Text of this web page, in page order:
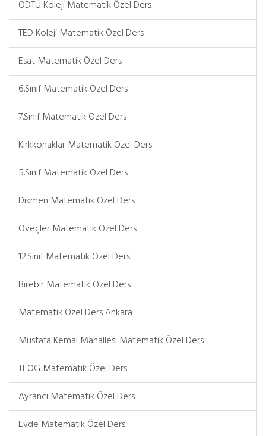
ODTÜ Koleji Matematik Özel Ders
TED Koleji Matematik Özel Ders
Esat Matematik Özel Ders
6.Sınıf Matematik Özel Ders
7.Sınıf Matematik Özel Ders
Kırkkonaklar Matematik Özel Ders
5.Sınıf Matematik Özel Ders
Dikmen Matematik Özel Ders
Öveçler Matematik Özel Ders
12.Sınıf Matematik Özel Ders
Birebir Matematik Özel Ders
Matematik Özel Ders Ankara
Mustafa Kemal Mahallesi Matematik Özel Ders
TEOG Matematik Özel Ders
Ayrancı Matematik Özel Ders
Evde Matematik Özel Ders